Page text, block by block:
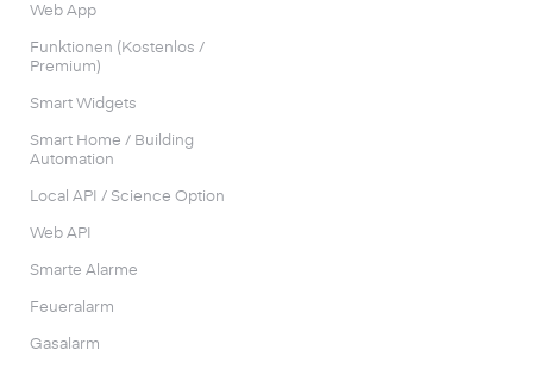
Web App
Funktionen (Kostenlos /
Premium)
Smart Widgets
Smart Home / Building
Automation
Local API / Science Option
Web API
Smarte Alarme
Feueralarm
Gasalarm